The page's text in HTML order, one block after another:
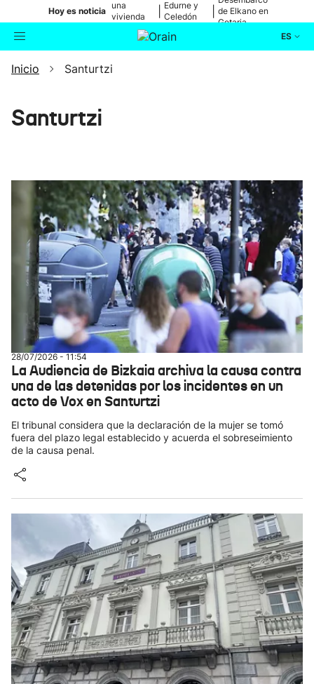
Hoy es noticia
una
vivienda
de Bilbao
Edurne y
Celedón
de Elkano en
Getaria
ES
Buscador
Ikusmiran
Eguraldia
Inicio Santurtzi
Santurtzi
28/07/2026 - 11:54
La Audiencia de Bizkaia archiva la causa contra
una de las detenidas por los incidentes en un
acto de Vox en Santurtzi
El tribunal considera que la declaración de la mujer se tomó
fuera del plazo legal establecido y acuerda el sobreseimiento
de la causa penal.